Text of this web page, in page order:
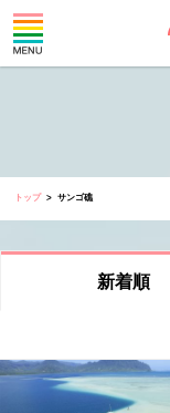
トップ サンゴ礁
新着順